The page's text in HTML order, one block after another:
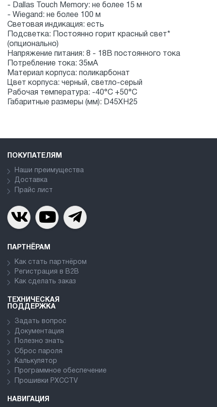
- Dallas Touch Memory: не более 15 м
- Wiegand: не более 100 м
Световая индикация: есть
Подсветка: Постоянно горит красный свет*
(опционально)
Напряжение питания: 8 - 18В постоянного тока
Потребление тока: 35мA
Материал корпуса: поликарбонат
Цвет корпуса: черный, светло-серый
Рабочая температура: -40°С +50°С
Габаритные размеры (мм): D45XH25
ПОКУПАТЕЛЯМ
Наши преимущества
Доставка
Прайс лист
ПАРТНЁРАМ
Как стать партнёром
Регистрация в В2В
Как сделать заказ
ТЕХНИЧЕСКАЯ
ПОДДЕРЖКА
Задать вопрос
Документация
Полезно знать
Сброс пароля
Калькулятор
Программное обеспечение
Прошивки PXCCTV
НАВИГАЦИЯ